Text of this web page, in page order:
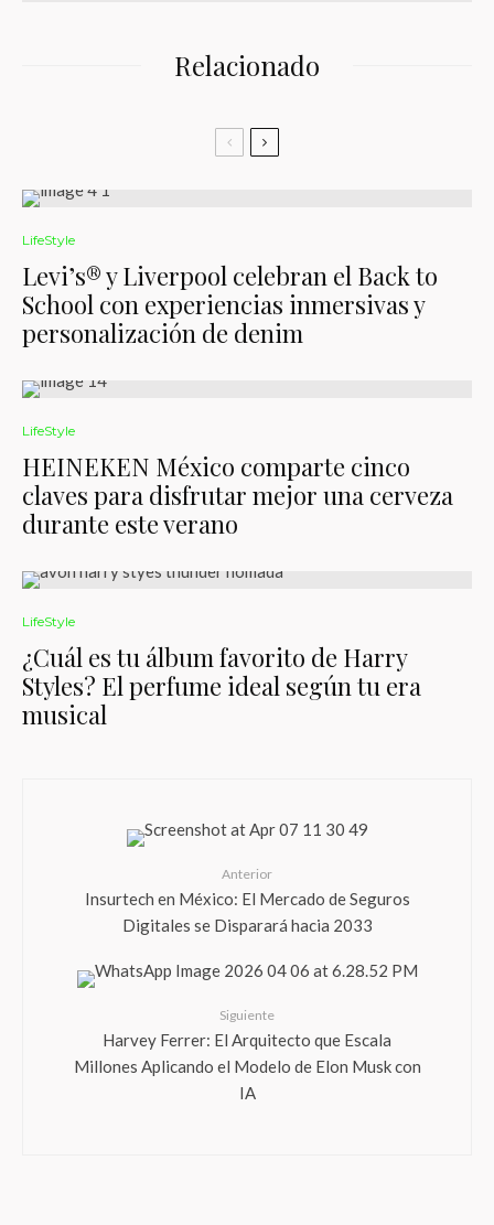
Relacionado
LifeStyle
Levi’s® y Liverpool celebran el Back to
School con experiencias inmersivas y
personalización de denim
LifeStyle
HEINEKEN México comparte cinco
claves para disfrutar mejor una cerveza
durante este verano
LifeStyle
¿Cuál es tu álbum favorito de Harry
Styles? El perfume ideal según tu era
musical
Anterior
Insurtech en México: El Mercado de Seguros
Digitales se Disparará hacia 2033
Siguiente
Harvey Ferrer: El Arquitecto que Escala
Millones Aplicando el Modelo de Elon Musk con
IA